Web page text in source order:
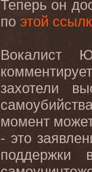
Теперь он
по этой
Вокалист
захотели
момент
- это
поддержки